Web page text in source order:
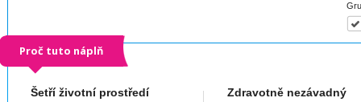
Proč tuto náplň
Šetří životní prostředí Zdravotně nezávadný